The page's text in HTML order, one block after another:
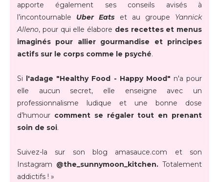
apporte également ses conseils avisés à
l’incontournable Uber Eats et au groupe Yannick
Alleno, pour qui elle élabore des recettes et menus
imaginés pour allier gourmandise et principes
actifs sur le corps comme le psyché.
Si l'adage "Healthy Food - Happy Mood" n'a pour
elle aucun secret, elle enseigne avec un
professionnalisme ludique et une bonne dose
d’humour comment se régaler tout en prenant
soin de soi.
Suivez-la sur son blog amasauce.com et son
Instagram @the_sunnymoon_kitchen. Totalement
addictifs ! »